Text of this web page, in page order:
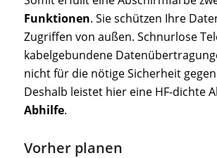
Funktionen. Sie schützen Ihre
Zugriffen von außen. Schnurlose
kabelgebundene
nicht für die nötige Sicherheit
Deshalb leistet hier eine HF-dichte
Abhilfe.
Vorher planen